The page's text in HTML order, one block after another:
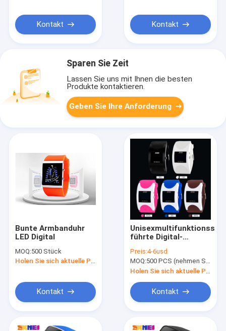
Kontakt Kontakt
Sparen Sie Zeit
Lassen Sie uns mit Ihnen die besten
Produkte kontaktieren.
Geben Sie Ihre Anforderung
Bunte Armbanduhr
LED Digital
MOQ:500 Stück
Holen Sie sich aktuelle Preis
Kontakt
führte Digital-
Paypal annehmen
Preis:4-6usd
MOQ:500 PCS (nehmen Sie kleine Menge für unsere heiße Aktie) an
Kontakt